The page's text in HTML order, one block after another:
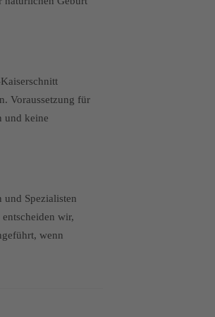
Voraussetzung für
und keine
Spezialisten
wir,
wenn